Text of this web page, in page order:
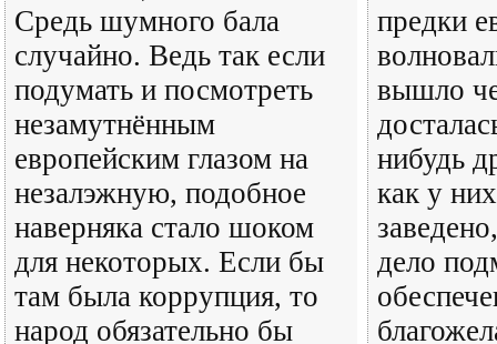
Средь шумного бала
случайно. Ведь так если
подумать и посмотреть
незамутнённым
европейским глазом на
незалэжную, подобное
наверняка стало шоком
для некоторых. Если бы
там была коррупция, то
народ обязательно бы
предки
вышло
нибудь
как у
дело